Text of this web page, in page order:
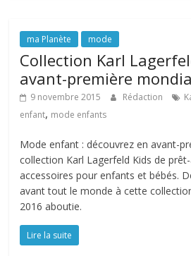
ma Planète mode
Collection Karl
avant-première
9 novembre 2015 Rédaction
enfant, mode enfants
Mode enfant : découvrez en avant-
collection Karl Lagerfeld Kids de
accessoires pour enfants et bébés.
avant tout le monde à cette
2016 aboutie.
Lire la suite